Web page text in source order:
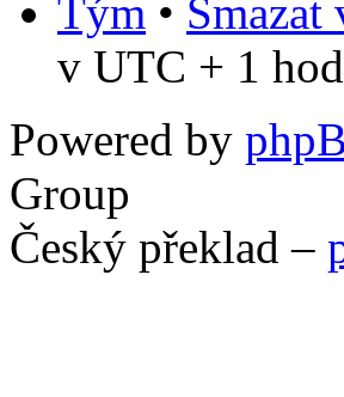
Tým • Smazat
v UTC + 1
Powered by
Group
Český překlad –